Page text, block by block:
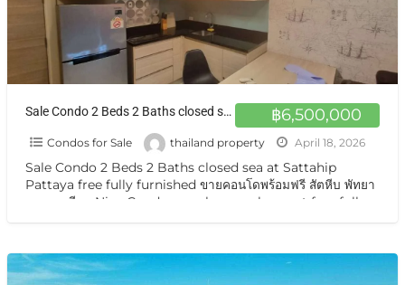
฿6,500,000
Sale Condo 2 Beds 2 Baths closed sea at Sattahip Pattaya free fully furnished ขายคอนโดพร้อมฟรี สัตหีบ พัทยานาจอมเทียน
Condos for Sale thailand property April 18, 2026
Sale Condo 2 Beds 2 Baths closed sea at Sattahip
Pattaya free fully furnished ขายคอนโดพร้อมฟรี สัตหีบ พัทยา
นาจอมเทียน Nice Condo on sale very cheapest free fully